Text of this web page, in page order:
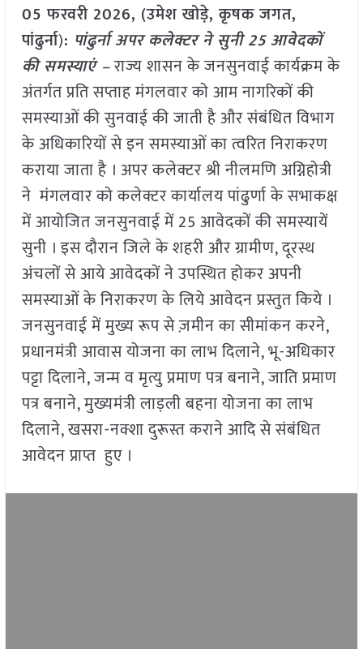
05 फरवरी 2026, (उमेश खोड़े, कृषक जगत,
पांढुर्ना): पांढुर्ना अपर कलेक्टर ने सुनी 25 आवेदकों
की समस्याएं –राज्य शासन के जनसुनवाई कार्यक्रम के
अंतर्गत प्रति सप्ताह मंगलवार को आम नागरिकों की
समस्याओं की सुनवाई की जाती है और संबंधित विभाग
के अधिकारियों से इन समस्याओं का त्वरित निराकरण
कराया जाता है । अपर कलेक्टर श्री नीलमणि अग्निहोत्री
ने मंगलवार को कलेक्टर कार्यालय पांढुर्णा के सभाकक्ष
में आयोजित जनसुनवाई में 25 आवेदकों की समस्यायें
सुनी । इस दौरान जिले के शहरी और ग्रामीण, दूरस्थ
अंचलों से आये आवेदकों ने उपस्थित होकर अपनी
समस्याओं के निराकरण के लिये आवेदन प्रस्तुत किये ।
जनसुनवाई में मुख्य रूप से ज़मीन का सीमांकन करने,
प्रधानमंत्री आवास योजना का लाभ दिलाने, भू-अधिकार
पट्टा दिलाने, जन्म व मृत्यु प्रमाण पत्र बनाने, जाति प्रमाण
पत्र बनाने, मुख्यमंत्री लाड़ली बहना योजना का लाभ
दिलाने, खसरा-नक्शा दुरूस्त कराने आदि से संबंधित
आवेदन प्राप्त हुए ।